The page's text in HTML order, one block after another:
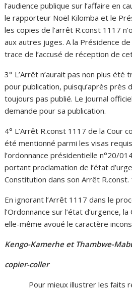
l’audience publique sur l’affaire en
le rapporteur Noël Kilomba et le
les copies de l’arrêt R.const 1117
aux autres juges. A la Présidence de
trace de l’accusé de réception de
3° L’Arrêt n’aurait pas non plus été
pour publication, puisqu’après près
toujours pas publié. Le Journal
demande pour sa publication.
4° L’Arrêt R.const 1117 de la Cour
été mentionné parmi les visas
l’ordonnance présidentielle n°20/
portant proclamation de l’état
Constitution dans son Arrêt
En ignorant l’Arrêt 1117 dans le
l’Ordonnance sur l’état d’urgence,
elle-même avoué le caractère
Kengo-Kamerhe et Thambwe-
copier-coller
Pour mieux illustrer les faits